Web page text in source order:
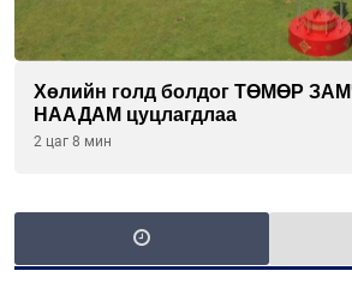
Хөлийн голд болдог ТӨМӨР
НААДАМ цуцлагдлаа
2 цаг 8 мин